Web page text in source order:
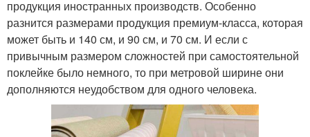
продукция иностранных производств. Особенно
разнится размерами продукция премиум-класса, которая
может быть и 140 см, и 90 см, и 70 см. И если с
привычным размером сложностей при самостоятельной
поклейке было немного, то при метровой ширине они
дополняются неудобством для одного человека.